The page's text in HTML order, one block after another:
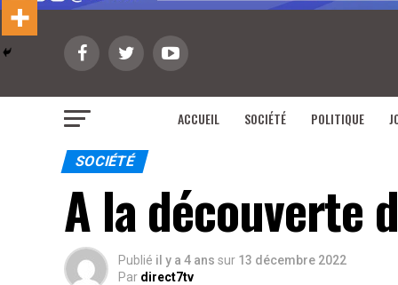
ACCUEIL SOCIÉTÉ POLITIQUE
SOCIÉTÉ
A la découverte
Publié il y a 4 ans sur 13 décembre 2022
Par direct7tv